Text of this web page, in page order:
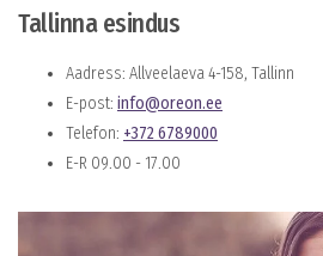
Tallinna esindus
Aadress: Allveelaeva 4-158, Tallinn
E-post: info@oreon.ee
Telefon: +372 6789000
E-R 09.00 - 17.00